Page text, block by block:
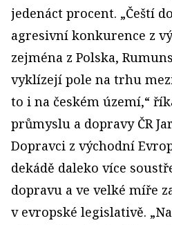
jedenáct procent. „Čeští
agresivní konkurence z
zejména z Polska,
vyklízejí pole na trhu
to i na českém území,“
průmyslu a dopravy ČR
Dopravci z východní
dekádě daleko více
dopravu a ve velké míře
v evropské legislativě.